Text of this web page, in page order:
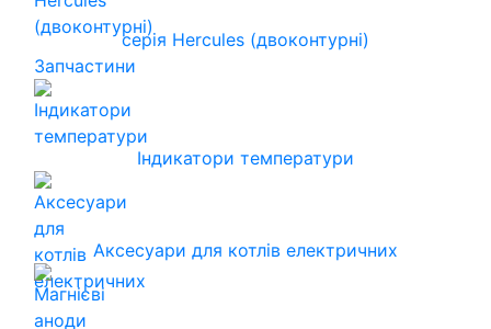
серія Hercules (двоконтурні)
Запчастини
Індикатори температури
Аксесуари для котлів електричних